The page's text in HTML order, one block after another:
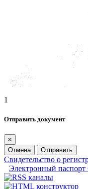
1
Отправить документ
×
Отмена
Отправить
Свидетельство о
Электронный